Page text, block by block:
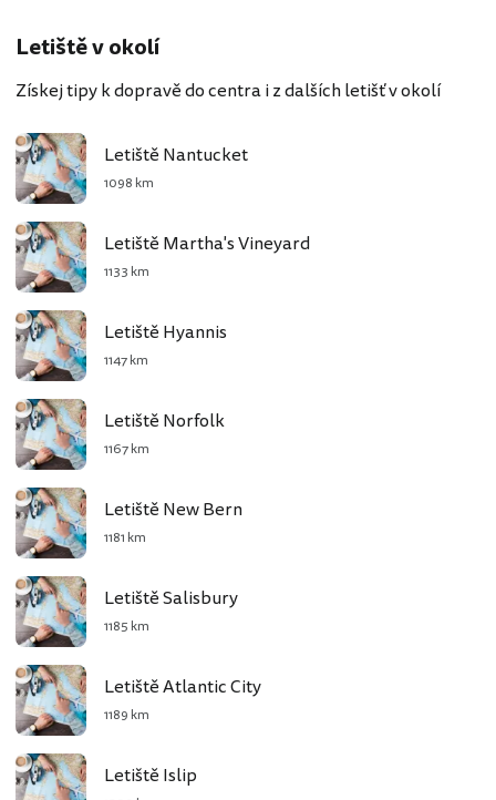
Letiště v okolí
Získej tipy k dopravě do centra i z dalších letišť v okolí
Letiště Nantucket
1098 km
Letiště Martha's Vineyard
1133 km
Letiště Hyannis
1147 km
Letiště Norfolk
1167 km
Letiště New Bern
1181 km
Letiště Salisbury
1185 km
Letiště Atlantic City
1189 km
Letiště Islip